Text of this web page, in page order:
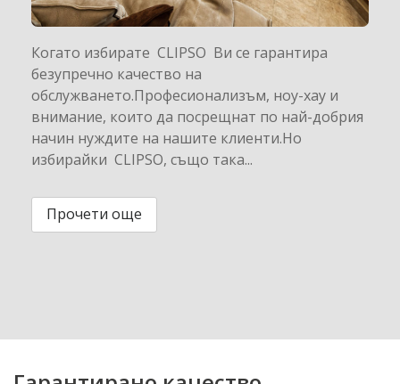
Когато избирате CLIPSO Ви се гарантира
безупречно качество на
обслужването.Професионализъм, ноу-хау и
внимание, които да посрещнат по най-добрия
начин нуждите на нашите клиенти.Но
избирайки CLIPSO, също така...
Прочети още